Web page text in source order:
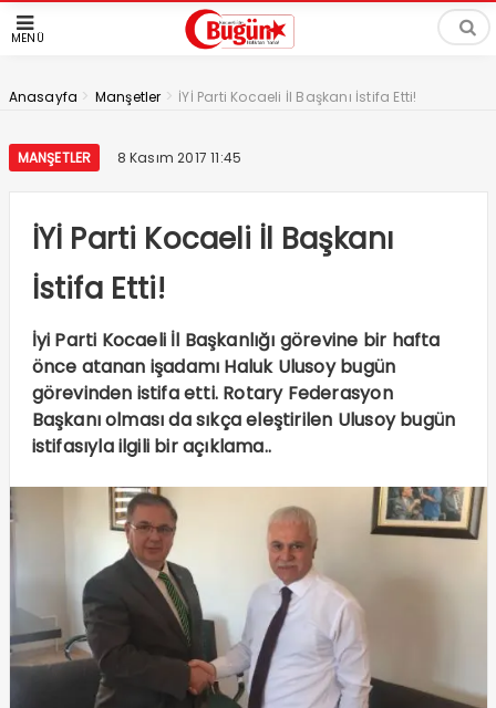
MENÜ
Anasayfa > Manşetler > İYİ Parti Kocaeli İl Başkanı İstifa Etti!
MANŞETLER 8 Kasım 2017 11:45
İYİ Parti Kocaeli İl Başkanı
İstifa Etti!
İyi Parti Kocaeli İl Başkanlığı görevine bir hafta
önce atanan işadamı Haluk Ulusoy bugün
görevinden istifa etti. Rotary Federasyon
Başkanı olması da sıkça eleştirilen Ulusoy bugün
istifasıyla ilgili bir açıklama..